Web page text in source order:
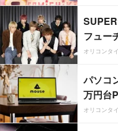
フュー
オリコンタ
パソコ
万円台
オリコンタ